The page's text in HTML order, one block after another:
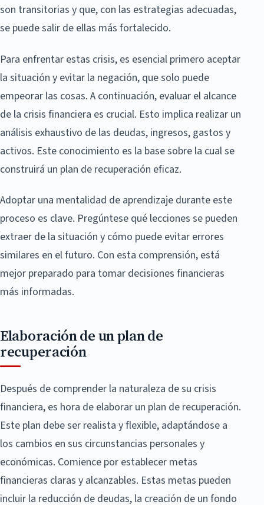
son transitorias y que, con las estrategias adecuadas,
se puede salir de ellas más fortalecido.
Para enfrentar estas crisis, es esencial primero aceptar
la situación y evitar la negación, que solo puede
empeorar las cosas. A continuación, evaluar el alcance
de la crisis financiera es crucial. Esto implica realizar un
análisis exhaustivo de las deudas, ingresos, gastos y
activos. Este conocimiento es la base sobre la cual se
construirá un plan de recuperación eficaz.
Adoptar una mentalidad de aprendizaje durante este
proceso es clave. Pregúntese qué lecciones se pueden
extraer de la situación y cómo puede evitar errores
similares en el futuro. Con esta comprensión, está
mejor preparado para tomar decisiones financieras
más informadas.
Elaboración de un plan de
recuperación
Después de comprender la naturaleza de su crisis
financiera, es hora de elaborar un plan de recuperación.
Este plan debe ser realista y flexible, adaptándose a
los cambios en sus circunstancias personales y
económicas. Comience por establecer metas
financieras claras y alcanzables. Estas metas pueden
incluir la reducción de deudas, la creación de un fondo